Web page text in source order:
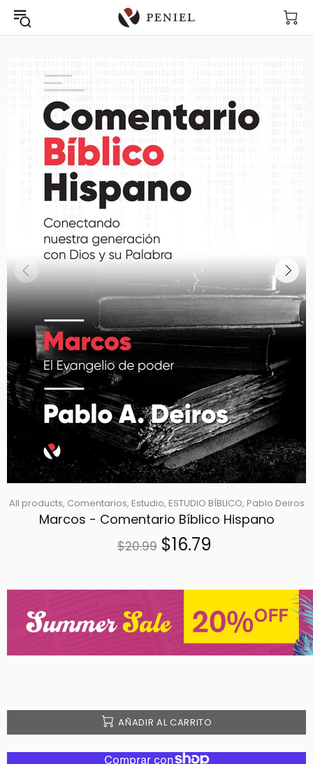
All products, Comentarios, Estudio, ESTUDIO BÍBLICO, Pablo Deiros
Marcos - Comentario Bíblico Hispano
$20.99 $16.79
AÑADIR AL CARRITO